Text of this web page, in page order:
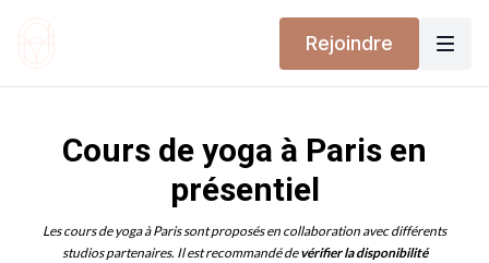
Rejoindre
Cours de yoga à Paris en
présentiel
Les cours de yoga à Paris sont proposés en collaboration avec différents
studios partenaires. Il est recommandé devérifier la disponibilité